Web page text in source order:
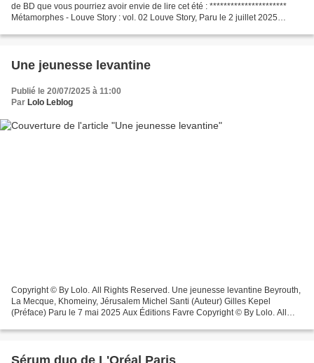
de BD que vous pourriez avoir envie de lire cet été : **********************
Métamorphes - Louve Story : vol. 02 Louve Story, Paru le 2 juillet 2025
Une jeunesse levantine
Publié le 20/07/2025 à 11:00
Par Lolo Leblog
Copyright © By Lolo. All Rights Reserved. Une jeunesse levantine Beyrouth,
La Mecque, Khomeiny, Jérusalem Michel Santi (Auteur) Gilles Kepel
(Préface) Paru le 7 mai 2025 Aux Éditions Favre Copyright © By Lolo. All
Sérum duo de L'Oréal Paris